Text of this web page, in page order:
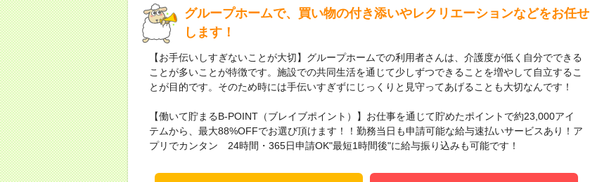
グループホームで、買い物の付き添いやレクリエーションなどをお任せ
します！
【お手伝いしすぎないことが大切】グループホームでの利用者さんは、介護度が低く自分でできる
ことが多いことが特徴です。施設での共同生活を通じて少しずつできることを増やして自立するこ
とが目的です。そのため時には手伝いすぎずにじっくりと見守ってあげることも大切なんです！
【働いて貯まるB-POINT（ブレイブポイント）】お仕事を通じて貯めたポイントで約23,000アイ
テムから、最大88%OFFでお選び頂けます！！勤務当日も申請可能な給与速払いサービスあり！ア
プリでカンタン 24時間・365日申請OK"最短1時間後"に給与振り込みも可能です！